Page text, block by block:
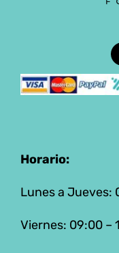
Horario:
Lunes a Jueves:
Viernes: 09:00 –